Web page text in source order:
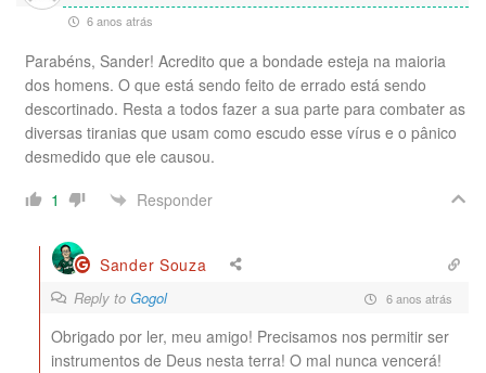
6 anos atrás
Parabéns, Sander! Acredito que a bondade esteja na maioria
dos homens. O que está sendo feito de errado está sendo
descortinado. Resta a todos fazer a sua parte para combater as
diversas tiranias que usam como escudo esse vírus e o pânico
desmedido que ele causou.
1
Responder
Sander Souza
Reply to Gogol 6 anos atrás
Obrigado por ler, meu amigo! Precisamos nos permitir ser
instrumentos de Deus nesta terra! O mal nunca vencerá!